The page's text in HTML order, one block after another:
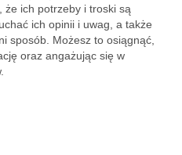
że ich potrzeby i troski są
ich opinii i uwag, a także
sposób. Możesz to osiągnąć,
oraz angażując się w